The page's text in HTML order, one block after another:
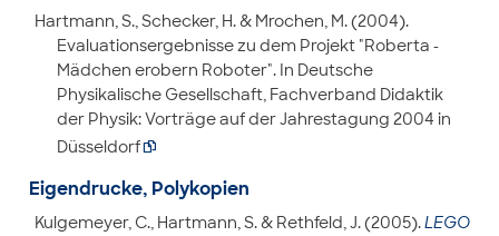
Hartmann, S., Schecker, H. & Mrochen, M. (2004).
Evaluationsergebnisse zu dem Projekt "Roberta -
Mädchen erobern Roboter". In Deutsche
Physikalische Gesellschaft, Fachverband Didaktik
der Physik: Vorträge auf der Jahrestagung 2004 in
Düsseldorf
Eigendrucke, Polykopien
Kulgemeyer, C., Hartmann, S. & Rethfeld, J. (2005).LEGO